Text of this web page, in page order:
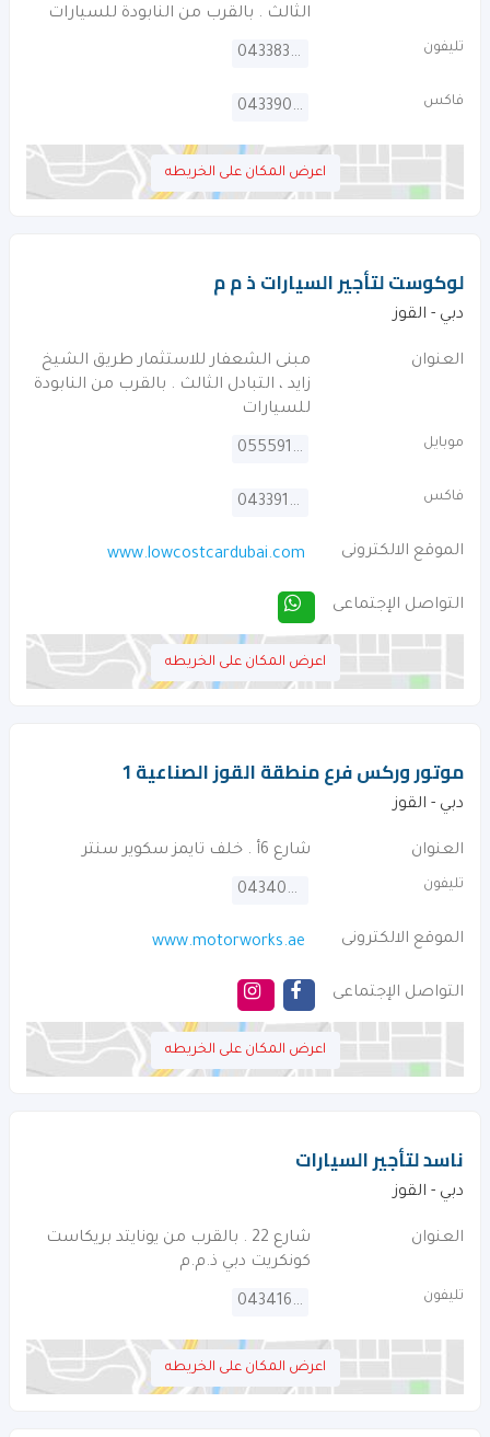
الثالث . بالقرب من النابودة للسيارات
تليفون 043383433
فاكس 043390663
اعرض المكان على الخريطه
لوكوست لتأجير السيارات ذ م م
دبي - القوز
العنوان
مبنى الشعفار للاستثمار طريق الشيخ
زايد ، التبادل الثالث . بالقرب من النابودة
للسيارات
موبايل 0555919171
فاكس 043391200
الموقع الالكترونى www.lowcostcardubai.com
التواصل الإجتماعى
اعرض المكان على الخريطه
موتور وركس فرع منطقة القوز الصناعية 1
دبي - القوز
العنوان شارع 6أ . خلف تايمز سكوير سنتر
تليفون 043403950
الموقع الالكترونى www.motorworks.ae
التواصل الإجتماعى
اعرض المكان على الخريطه
ناسد لتأجير السيارات
دبي - القوز
العنوان
شارع 22 . بالقرب من يونايتد بريكاست
كونكريت دبي ذ.م.م
تليفون 043416603
اعرض المكان على الخريطه